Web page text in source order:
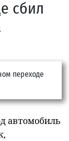
сбил
автомобиль